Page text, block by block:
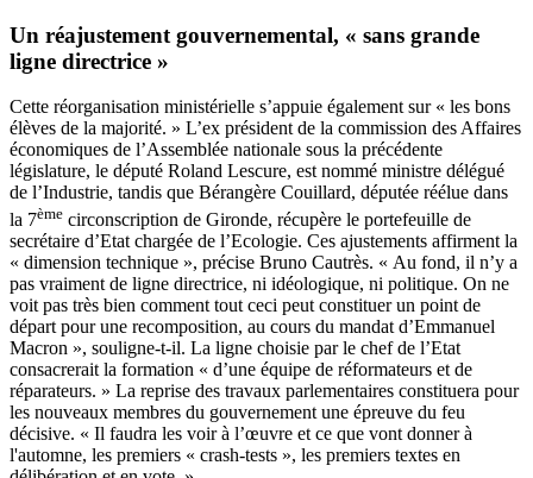
Un réajustement gouvernemental, « sans grande
ligne directrice »
Cette réorganisation ministérielle s’appuie également sur « les bons
élèves de la majorité. » L’ex président de la commission des Affaires
économiques de l’Assemblée nationale sous la précédente
législature, le député Roland Lescure, est nommé ministre délégué
de l’Industrie, tandis que Bérangère Couillard, députée réélue dans
la 7ème circonscription de Gironde, récupère le portefeuille de
secrétaire d’Etat chargée de l’Ecologie. Ces ajustements affirment la
« dimension technique », précise Bruno Cautrès. « Au fond, il n’y a
pas vraiment de ligne directrice, ni idéologique, ni politique. On ne
voit pas très bien comment tout ceci peut constituer un point de
départ pour une recomposition, au cours du mandat d’Emmanuel
Macron », souligne-t-il. La ligne choisie par le chef de l’Etat
consacrerait la formation « d’une équipe de réformateurs et de
réparateurs. » La reprise des travaux parlementaires constituera pour
les nouveaux membres du gouvernement une épreuve du feu
décisive. « Il faudra les voir à l’œuvre et ce que vont donner à
l'automne, les premiers « crash-tests », les premiers textes en